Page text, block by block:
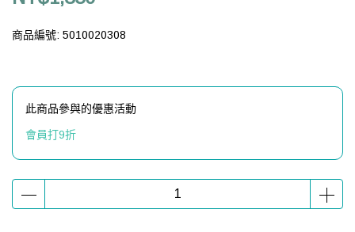
商品編號: 5010020308
此商品參與的優惠活動
會員打9折